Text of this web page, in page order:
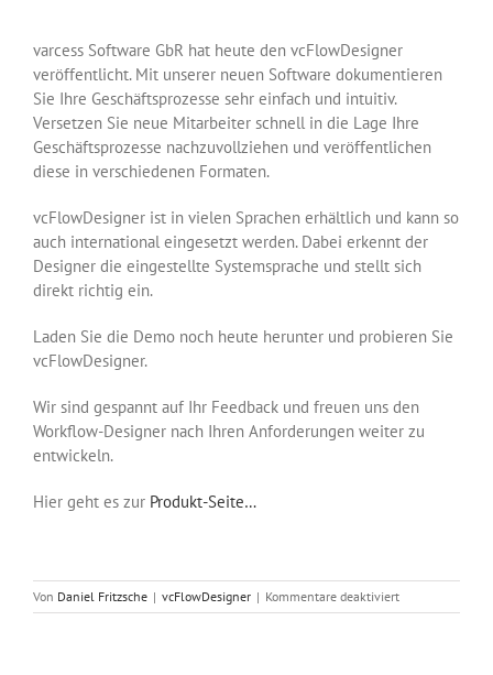
varcess Software GbR hat heute den vcFlowDesigner
veröffentlicht. Mit unserer neuen Software dokumentieren
Sie Ihre Geschäftsprozesse sehr einfach und intuitiv.
Versetzen Sie neue Mitarbeiter schnell in die Lage Ihre
Geschäftsprozesse nachzuvollziehen und veröffentlichen
diese in verschiedenen Formaten.
vcFlowDesigner ist in vielen Sprachen erhältlich und kann so
auch international eingesetzt werden. Dabei erkennt der
Designer die eingestellte Systemsprache und stellt sich
direkt richtig ein.
Laden Sie die Demo noch heute herunter und probieren Sie
vcFlowDesigner.
Wir sind gespannt auf Ihr Feedback und freuen uns den
Workflow-Designer nach Ihren Anforderungen weiter zu
entwickeln.
Hier geht es zur Produkt-Seite…
Von Daniel Fritzsche | vcFlowDesigner | Kommentare deaktiviertfür
vcFlowDesigner